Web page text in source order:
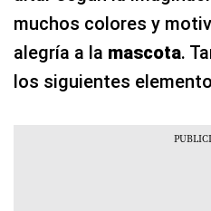
muchos colores y
alegría a la mascota.
los siguientes